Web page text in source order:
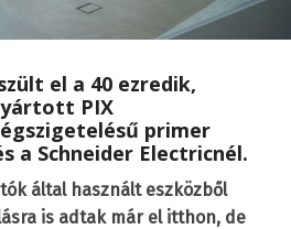
el a 40 ezredik,
PIX
primer
a Schneider Electricnél.
által használt eszközből
is adtak már el itthon, de